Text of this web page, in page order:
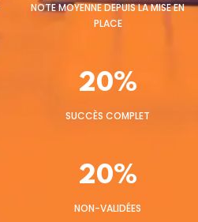
NOTE MOYENNE DEPUIS LA MISE EN
PLACE
20%
SUCCÈS COMPLET
20%
NON-VALIDÉES